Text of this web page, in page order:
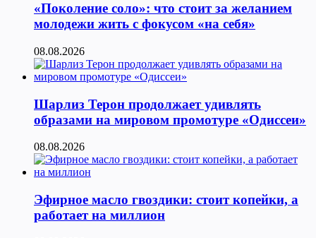
«Поколение соло»: что стоит за желанием
молодежи жить с фокусом «на себя»
08.08.2026
Шарлиз Терон продолжает удивлять
образами на мировом промотуре «Одиссеи»
08.08.2026
Эфирное масло гвоздики: стоит копейки, а
работает на миллион